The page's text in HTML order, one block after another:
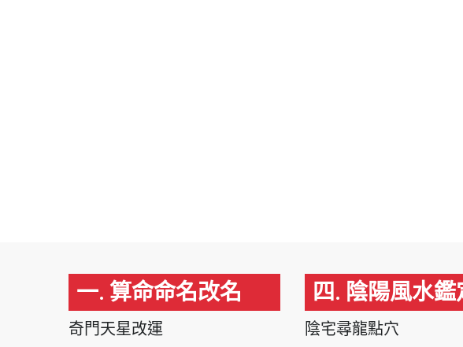
一. 算命命名改名
奇門天星改運
四. 陰陽風水鑑
陰宅尋龍點穴